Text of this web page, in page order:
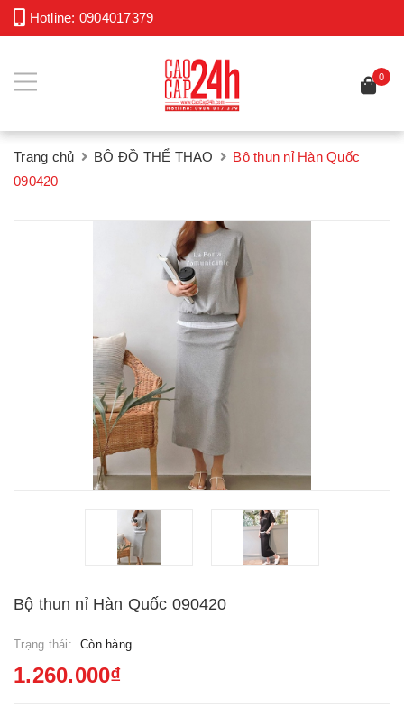
Hotline: 0904017379
0
Trang chủ BỘ ĐỒ THỂ THAO
Bộ thun nỉ Hàn Quốc
090420
Bộ thun nỉ Hàn Quốc 090420
Trạng thái: Còn hàng
1.260.000₫